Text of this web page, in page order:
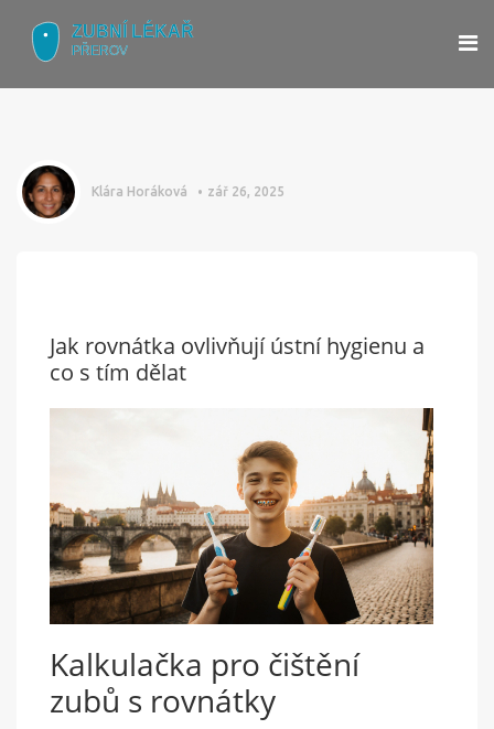
Klára Horáková zář 26, 2025
Jak rovnátka ovlivňují ústní hygienu a
co s tím dělat
Kalkulačka pro čištění
zubů s rovnátky